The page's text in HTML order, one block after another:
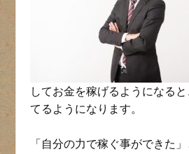
してお金を稼げるようになる
てるようになります。
「自分の力で稼ぐ事ができた